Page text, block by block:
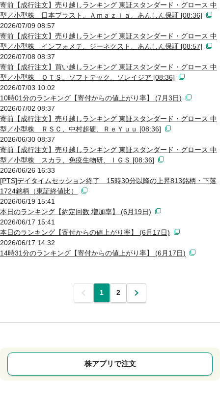
寄前【成行注文】売り越しランキング 東証スタンダード・グロース 中
型／小型株 日本プラスト、Ａｍａｚｉａ、あんしん保証 [08:36]
2026/07/09 08:57
寄前【成行注文】売り越しランキング 東証スタンダード・グロース 中
型／小型株 インフォメテ、ジーネクスト、あんしん保証 [08:57]
2026/07/08 08:37
寄前【成行注文】買い越しランキング 東証スタンダード・グロース 中
型／小型株 ＯＴＳ、ソフトテック、ソレイジア [08:36]
2026/07/03 10:02
10時01分のランキング【寄付からの値上がり率】 (7月3日)
2026/07/02 08:37
寄前【成行注文】売り越しランキング 東証スタンダード・グロース 中
型／小型株 ＲＳＣ、中村超硬、ＲｅＹｕｕ [08:36]
2026/06/30 08:37
寄前【成行注文】売り越しランキング 東証スタンダード・グロース 中
型／小型株 スカラ、免疫生物研、ＩＧＳ [08:36]
2026/06/26 16:33
[PTS]デイタイムセッション終了 15時30分以降の上昇813銘柄・下落
1724銘柄（東証終値比）
2026/06/19 15:41
本日のランキング【約定回数 増加率】 (6月19日)
2026/06/17 15:41
本日のランキング【寄付からの値上がり率】 (6月17日)
2026/06/17 14:32
14時31分のランキング【寄付からの値上がり率】 (6月17日)
前 1 2 次
株アプリで注文